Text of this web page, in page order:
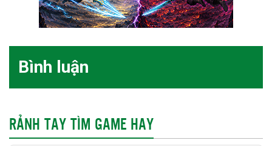
Bình luận
RẢNH TAY TÌM GAME HAY